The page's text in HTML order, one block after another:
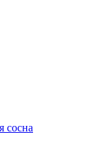
сосна